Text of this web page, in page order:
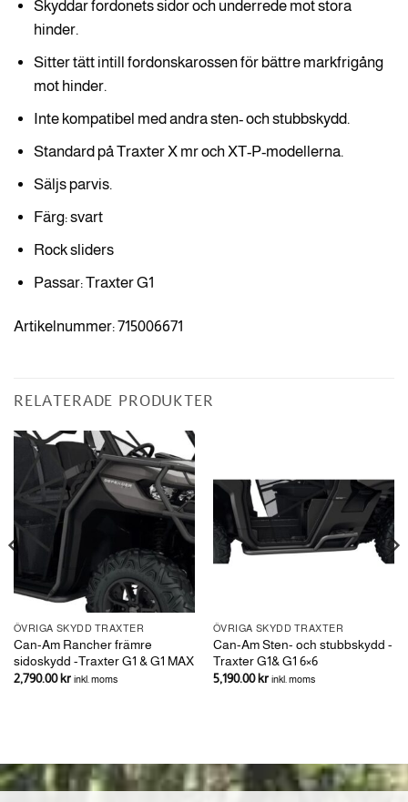
Skyddar fordonets sidor och underrede mot stora
hinder.
Sitter tätt intill fordonskarossen för bättre markfrigång
mot hinder.
Inte kompatibel med andra sten- och stubbskydd.
Standard på Traxter X mr och XT-P-modellerna.
Säljs parvis.
Färg: svart
Rock sliders
Passar: Traxter G1
Artikelnummer: 715006671
RELATERADE PRODUKTER
ÖVRIGA SKYDD TRAXTER
Can-Am Rancher främre
sidoskydd -Traxter G1 & G1 MAX
2,790.00kr inkl. moms
ÖVRIGA SKYDD TRAXTER
Can-Am Sten- och stubbskydd -
Traxter G1& G1 6×6
5,190.00kr inkl. moms